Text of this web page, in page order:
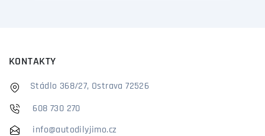
KONTAKTY
Stádlo 368/27, Ostrava 72526
608 730 270
info@autodilyjimo.cz